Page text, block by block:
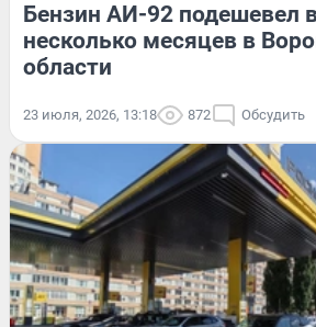
Бензин АИ-92 подешевел
несколько месяцев в
области
23 июля, 2026, 13:18 872 Обсудить